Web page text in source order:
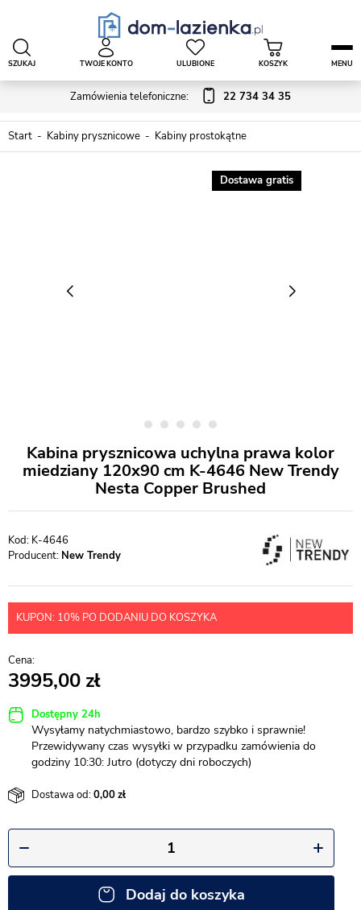
Zamówienia telefoniczne: 22 734 34 35
SZUKAJ TWOJE KONTO ULUBIONE KOSZYK MENU
Start Kabiny prysznicowe Kabiny prostokątne
Dostawa gratis
Kabina prysznicowa uchylna prawa kolor
miedziany 120x90 cm K-4646 New Trendy
Nesta Copper Brushed
K-4646
Producent: New Trendy
KUPON: 10% PO DODANIU DO KOSZYKA
3995,00
Dostępny 24h
Wysyłamy natychmiastowo, bardzo szybko i sprawnie!
Przewidywany czas wysyłki w przypadku zamówienia do
godziny 10:30: Jutro (dotyczy dni roboczych)
Dostawa od:0,00
Dodaj do koszyka